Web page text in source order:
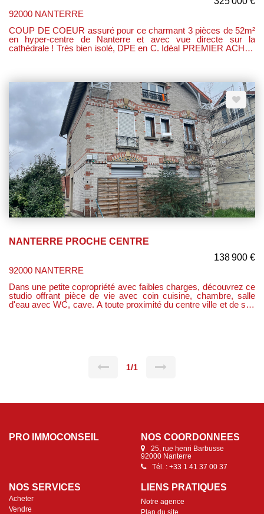
92000 NANTERRE
COUP DE COEUR assuré pour ce charmant 3 pièces de 52m²
en hyper-centre de Nanterre et avec vue directe sur la
cathédrale ! Très bien isolé, DPE en C. Idéal PREMIER ACHAT
1850, cet appartement entièrement rénové offre un espace de
vie confortable et fonctionnel. Sa rénovation récente lui confère
un cachet moderne tout en préservant le charme de l'ancien.
Entrée desservant une grande chambre. Un salon cosy de
21m2 avec poêle à bois. Une cuisine ouverte et bien équipée.
une salle d'eau avec wc. Une 2e chambre.
NANTERRE PROCHE CENTRE
138 900 €
92000 NANTERRE
Dans une petite copropriété avec faibles charges, découvrez ce
studio offrant pièce de vie avec coin cuisine, chambre, salle
d'eau avec WC, cave. A toute proximité du centre ville et de ses
1/1
PRO IMMOCONSEIL NOS COORDONNÉES
25, rue henri Barbusse
92000 Nanterre
Tél. : +33 1 41 37 00 37
NOS SERVICES
Acheter
Vendre
LIENS PRATIQUES
Notre agence